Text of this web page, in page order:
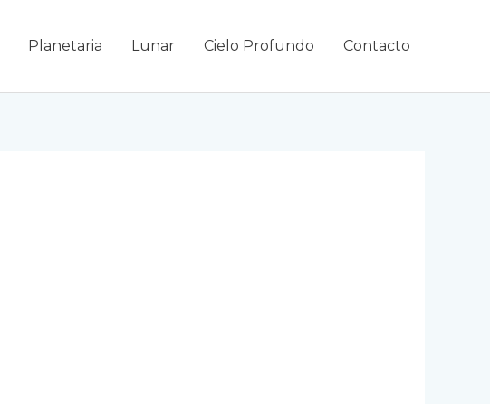
Planetaria Lunar Cielo Profundo Contacto